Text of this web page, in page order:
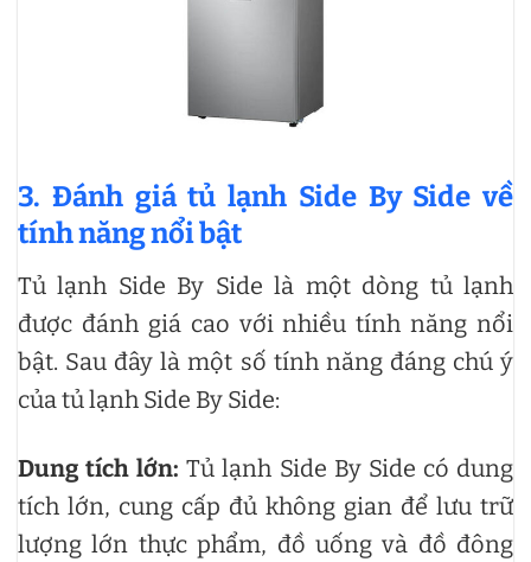
3. Đánh giá tủ lạnh Side By Side về
tính năng nổi bật
Tủ lạnh Side By Side là một dòng tủ lạnh
được đánh giá cao với nhiều tính năng nổi
bật. Sau đây là một số tính năng đáng chú ý
của tủ lạnh Side By Side:
Dung tích lớn: Tủ lạnh Side By Side có dung
tích lớn, cung cấp đủ không gian để lưu trữ
lượng lớn thực phẩm, đồ uống và đồ đông